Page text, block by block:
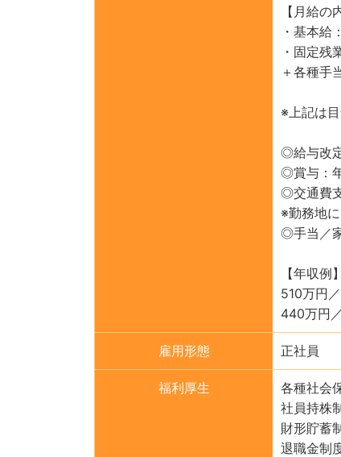
【月給の
・基本給
・固定残
＋各種手
※上記は
◎給与改
◎賞与：
◎交通費
※勤務地
◎手当／
【年収例】
510万円
440万円
雇用形態 正社員
福利厚生
各種社会
社員持株
財形貯蓄
退職金制